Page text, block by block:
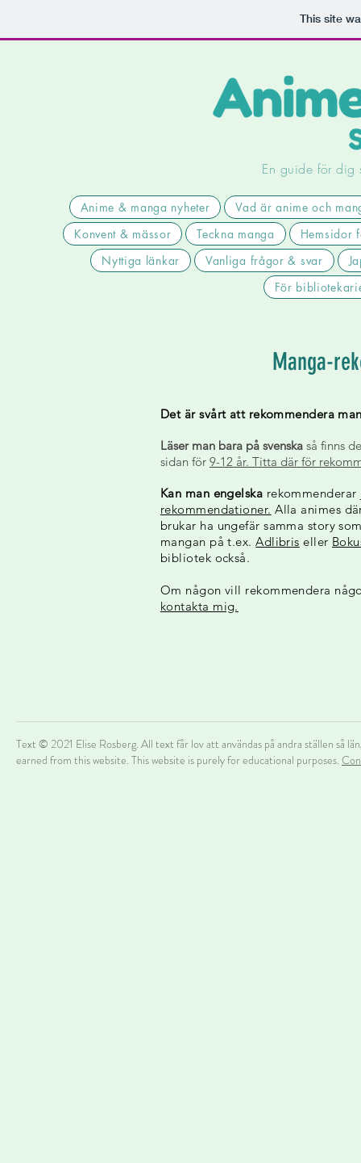
This site
En guide för dig
Anime & manga nyheter
Vad är anime och
Konvent & mässor
Teckna manga
Hemsidor
Nyttiga länkar
Vanliga frågor & svar
För
Manga-
Det är svårt att rekommendera
Läser man bara på svenska så finns
sidan för 9-12 år. Titta där för
Kan man engelska
rekommendationer. Alla animes
brukar ha ungefär samma story
mangan på t.ex.Adlibris eller
bibliotek också.
Om någon vill rekommendera
kontakta mig.
Text © 2021 Elise Rosberg. All text får lov att användas på andra ställen så
earned from this website. This website is purely for educational purposes.